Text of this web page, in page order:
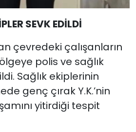
SEVK EDİLDİ
çevredeki çalışanların
polis ve sağlık
Sağlık ekiplerinin
genç çırak Y.K.’nin
yitirdiği tespit